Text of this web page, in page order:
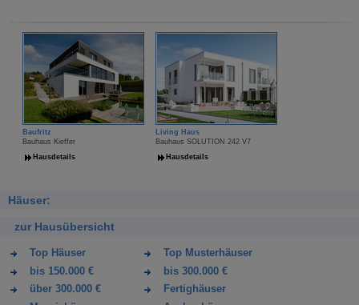
Baufritz
Bauhaus Kieffer
Hausdetails
Living Haus
Bauhaus SOLUTION 242 V7
Hausdetails
Häuser:
zur Hausübersicht
Top Häuser
Top Musterhäuser
bis 150.000 €
bis 300.000 €
über 300.000 €
Fertighäuser